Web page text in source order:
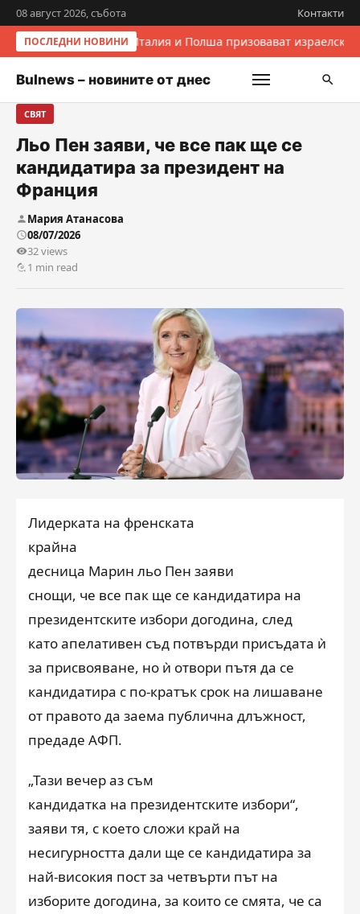
08 август 2026, събота Контакти
ПОСЛЕДНИ НОВИНИ Италия и Полша призовават
Bulnews – новините от днес
СВЯТ
Льо Пен заяви, че все пак ще се
кандидатира за президент на
Франция
Мария Атанасова
08/07/2026
32 views
1 min read
Лидерката на френската
крайна
десница Марин льо Пен заяви
снощи, че все пак ще се кандидатира на
президентските избори догодина, след
като апелативен съд потвърди присъдата ѝ
за присвояване, но ѝ отвори пътя да се
кандидатира с по-кратък срок на лишаване
от правото да заема публична длъжност,
предаде АФП.
„Тази вечер аз съм
кандидатка на президентските избори“,
заяви тя, с което сложи край на
несигурността дали ще се кандидатира за
най-високия пост за четвърти път на
изборите догодина, за които се смята, че са